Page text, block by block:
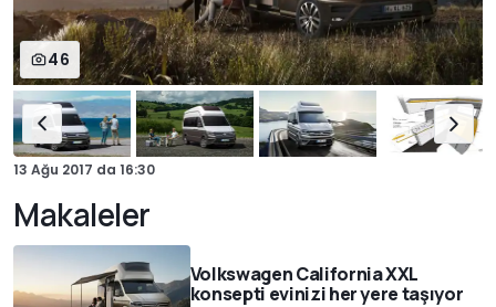
46
13 Ağu 2017 da 16:30
Makaleler
Volkswagen California XXL
konsepti evinizi her yere taşıyor